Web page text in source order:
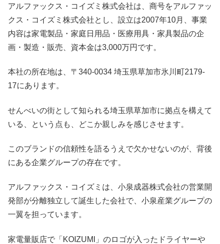
アルファックス・コイズミ株式会社は、商号をアルファッ
クス・コイズミ株式会社とし、設立は2007年10月、事業
内容は家電製品・家庭日用品・医療用具・家具製品の企
画・製造・販売、資本金は3,000万円です。
本社の所在地は、〒340-0034 埼玉県草加市氷川町2179-
17にあります。
せんべいの街として知られる埼玉県草加市に拠点を構えて
いる、という点も、どこか親しみを感じさせます。
このブランドの信頼性を語るうえで欠かせないのが、背後
にある企業グループの存在です。
アルファックス・コイズミは、小泉成器株式会社の営業開
発部が分離独立して誕生した会社で、小泉産業グループの
一翼を担っています。
家電量販店で「KOIZUMI」のロゴが入ったドライヤーや